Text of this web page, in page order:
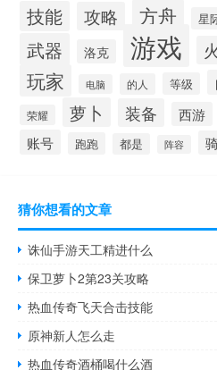
技能 攻略 方舟 星
武器 洛克 游戏
玩家 电脑 的人 等级
荣耀 萝卜 装备 西游
账号 跑跑 都是 阵容
猜你想看的文章
诛仙手游天工精进什么
保卫萝卜2第23关攻略
热血传奇飞天合击技能
原神新人怎么走
热血传奇酒桶喝什么酒